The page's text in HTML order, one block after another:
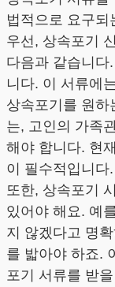
법적으로 요구
우선, 상속포기
다음과 같습니다
니다. 이 서류에
상속포기를 원하
는, 고인의 가족
해야 합니다. 현
이 필수적입니다.
또한, 상속포기
있어야 해요. 예
지 않겠다고 명
를 밟아야 하죠.
포기 서류를 받